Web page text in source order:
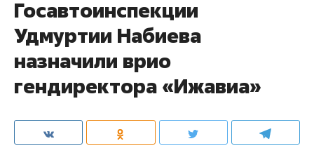
Госавтоинспекции
Удмуртии Набиева
назначили врио
гендиректора «Ижавиа»